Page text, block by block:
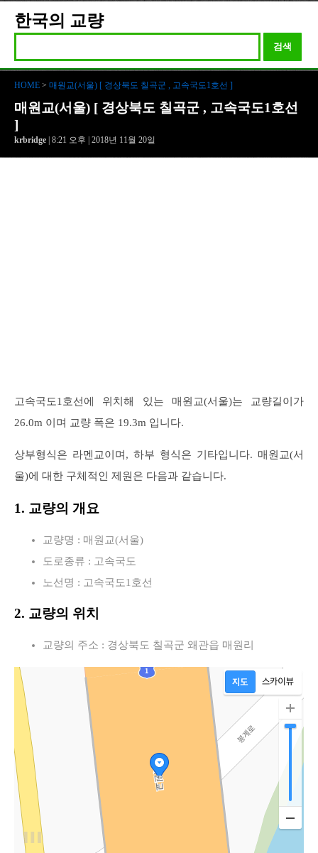
한국의 교량
검색
HOME > 매원교(서울) [ 경상북도 칠곡군 , 고속국도1호선 ]
매원교(서울) [ 경상북도 칠곡군 , 고속국도1호선
]
krbridge | 8:21 오후 | 2018년 11월 20일
고속국도1호선에 위치해 있는 매원교(서울)는 교량길이가
26.0m 이며 교량 폭은 19.3m 입니다.
상부형식은 라멘교이며, 하부 형식은 기타입니다. 매원교(서
울)에 대한 구체적인 제원은 다음과 같습니다.
1. 교량의 개요
교량명 : 매원교(서울)
도로종류 : 고속국도
노선명 : 고속국도1호선
2. 교량의 위치
교량의 주소 : 경상북도 칠곡군 왜관읍 매원리